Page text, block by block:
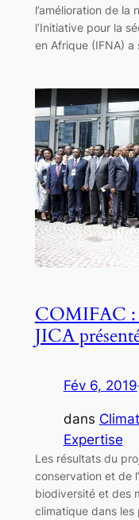
l’amélioration de la
l’Initiative pour la
en Afrique (IFNA) a
COMIFAC :
JICA
Fév 6, 2019
dans Climat
Expertise
Les résultats du
conservation et de
biodiversité et des
climatique dans les